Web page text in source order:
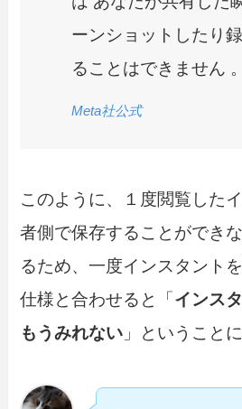
ーンショットしたり
ることはできません 。
Meta社公式
このように、１度閲覧した
者側で保存することができ
るため、一度インスタント
仕様と合わせると「 インス
もうみれない 」ということ